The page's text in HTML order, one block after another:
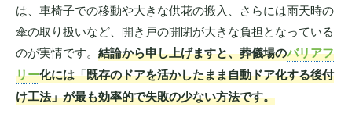
は、車椅子での移動や大きな供花の搬入、さらには雨天時の
傘の取り扱いなど、開き戸の開閉が大きな負担となっている
のが実情です。 結論から申し上げますと、葬儀場のバリアフ
リー化には「既存のドアを活かしたまま自動ドア化する後付
け工法」が最も効率的で失敗の少ない方法です。